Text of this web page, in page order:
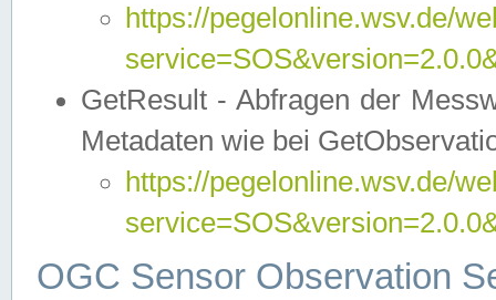
https://pegelonline.wsv.de/
GetResult - Abfragen der
Metadaten wie bei
https://pegelonline.wsv.de/
OGC Sensor Observation